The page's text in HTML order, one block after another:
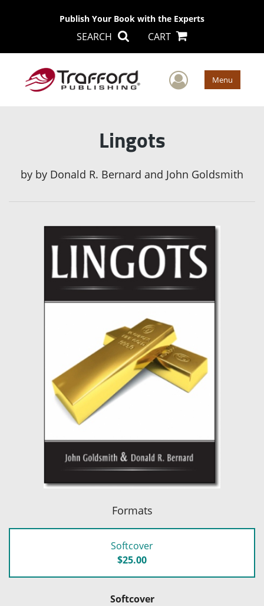
Publish Your Book with the Experts
SEARCH CART
User Menu
Lingots
by by Donald R. Bernard and John Goldsmith
Formats
Softcover
$25.00
Softcover